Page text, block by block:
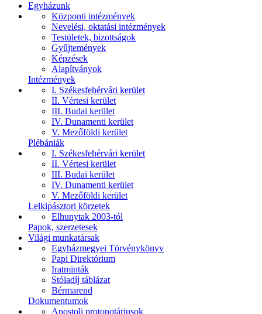
Egyházunk
Központi intézmények
Nevelési, oktatási intézmények
Testületek, bizottságok
Gyűjtemények
Képzések
Alapítványok
Intézmények
I. Székesfehérvári kerület
II. Vértesi kerület
III. Budai kerület
IV. Dunamenti kerület
V. Mezőföldi kerület
Plébániák
I. Székesfehérvári kerület
II. Vértesi kerület
III. Budai kerület
IV. Dunamenti kerület
V. Mezőföldi kerület
Lelkipásztori körzetek
Elhunytak 2003-tól
Papok, szerzetesek
Világi munkatársak
Egyházmegyei Törvénykönyv
Papi Direktórium
Iratminták
Stóladíj táblázat
Bérmarend
Dokumentumok
Apostoli protonotáriusok